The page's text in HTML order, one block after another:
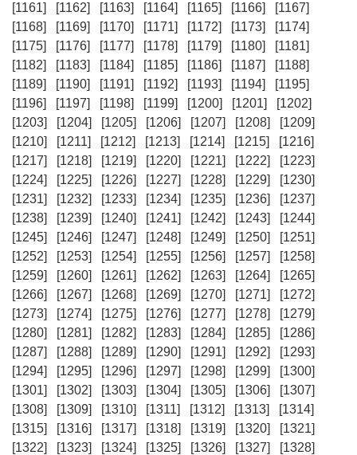
[1161]
[1162] [1163] [1164] [1165] [1166]
[1167]
[1168]
[1169] [1170] [1171] [1172] [1173]
[1174]
[1175]
[1176] [1177] [1178] [1179] [1180]
[1181]
[1182]
[1183] [1184] [1185] [1186] [1187]
[1188]
[1189]
[1190] [1191] [1192] [1193] [1194]
[1195]
[1196]
[1197] [1198] [1199] [1200] [1201]
[1202]
[1203]
[1204] [1205] [1206] [1207] [1208]
[1209]
[1210]
[1211] [1212] [1213] [1214] [1215]
[1216]
[1217]
[1218] [1219] [1220] [1221] [1222]
[1223]
[1224]
[1225] [1226] [1227] [1228] [1229]
[1230]
[1231]
[1232] [1233] [1234] [1235] [1236]
[1237]
[1238]
[1239] [1240] [1241] [1242] [1243]
[1244]
[1245]
[1246] [1247] [1248] [1249] [1250]
[1251]
[1252]
[1253] [1254] [1255] [1256] [1257]
[1258]
[1259]
[1260] [1261] [1262] [1263] [1264]
[1265]
[1266]
[1267] [1268] [1269] [1270] [1271]
[1272]
[1273]
[1274] [1275] [1276] [1277] [1278]
[1279]
[1280]
[1281] [1282] [1283] [1284] [1285]
[1286]
[1287]
[1288] [1289] [1290] [1291] [1292]
[1293]
[1294]
[1295] [1296] [1297] [1298] [1299]
[1300]
[1301]
[1302] [1303] [1304] [1305] [1306]
[1307]
[1308]
[1309] [1310] [1311] [1312] [1313]
[1314]
[1315]
[1316] [1317] [1318] [1319] [1320]
[1321]
[1322]
[1323] [1324] [1325] [1326] [1327]
[1328]